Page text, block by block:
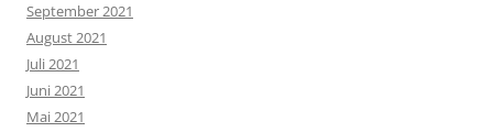
September 2021
August 2021
Juli 2021
Juni 2021
Mai 2021